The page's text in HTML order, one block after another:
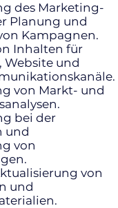
des Marketing-
Planung und
Kampagnen.
Inhalten für
Website und
von Markt- und
bei der
und
von
von
und